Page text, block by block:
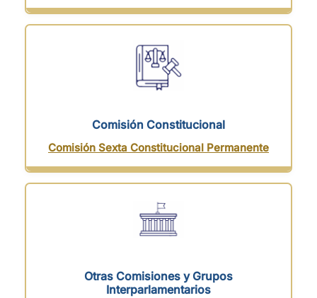
Comisión Constitucional
Comisión Sexta Constitucional Permanente
Otras Comisiones y Grupos
Interparlamentarios